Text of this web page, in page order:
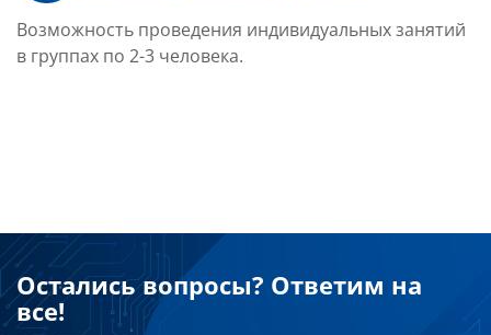
Возможность проведения индивидуальных занятий
в группах по 2-3 человека.
Остались вопросы? Ответим на
все!